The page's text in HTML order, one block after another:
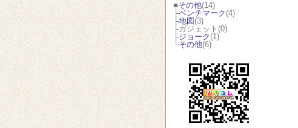
■その他(14)
├ベンチマーク (4)
├地図 (3)
├ガジェット(0)
├ジョーク (1)
└その他(6)